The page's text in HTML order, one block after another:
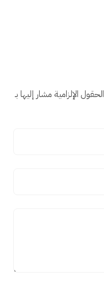
الحقول الإلزامية مشار إليها بـ